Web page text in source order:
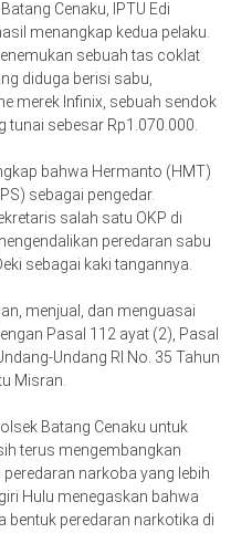
Cenaku, IPTU Edi
menangkap kedua pelaku.
sebuah tas coklat
diduga berisi sabu,
merek Infinix, sebuah sendok
sebesar Rp1.070.000.
bahwa Hermanto (HMT)
sebagai pengedar.
salah satu OKP di
peredaran sabu
sebagai kaki tangannya.
menjual, dan menguasai
Pasal 112 ayat (2), Pasal
Undang RI No. 35 Tahun
Misran.
Batang Cenaku untuk
terus mengembangkan
narkoba yang lebih
Hulu menegaskan bahwa
bentuk peredaran narkotika di